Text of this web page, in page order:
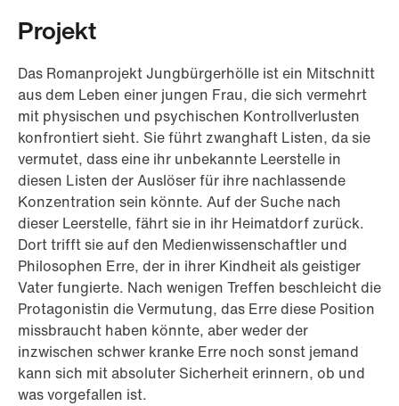
Projekt
Das Romanprojekt Jungbürgerhölle ist ein Mitschnitt
aus dem Leben einer jungen Frau, die sich vermehrt
mit physischen und psychischen Kontrollverlusten
konfrontiert sieht. Sie führt zwanghaft Listen, da sie
vermutet, dass eine ihr unbekannte Leerstelle in
diesen Listen der Auslöser für ihre nachlassende
Konzentration sein könnte. Auf der Suche nach
dieser Leerstelle, fährt sie in ihr Heimatdorf zurück.
Dort trifft sie auf den Medienwissenschaftler und
Philosophen Erre, der in ihrer Kindheit als geistiger
Vater fungierte. Nach wenigen Treffen beschleicht die
Protagonistin die Vermutung, das Erre diese Position
missbraucht haben könnte, aber weder der
inzwischen schwer kranke Erre noch sonst jemand
kann sich mit absoluter Sicherheit erinnern, ob und
was vorgefallen ist.